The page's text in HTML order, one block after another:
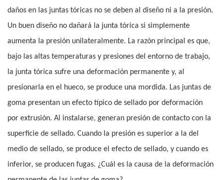
daños en las juntas tóricas no se deben al diseño ni a la presión.
Un buen diseño no dañará la junta tórica si simplemente
aumenta la presión unilateralmente. La razón principal es que,
bajo las altas temperaturas y presiones del entorno de trabajo,
la junta tórica sufre una deformación permanente y, al
presionarla en el hueco, se produce una mordida. Las juntas de
goma presentan un efecto típico de sellado por deformación
por extrusión. Al instalarse, generan presión de contacto con la
superficie de sellado. Cuando la presión es superior a la del
medio de sellado, se produce el efecto de sellado, y cuando es
inferior, se producen fugas. ¿Cuál es la causa de la deformación